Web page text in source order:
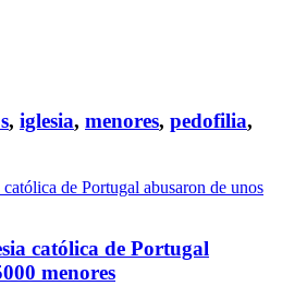
, iglesia, menores, pedofilia,
católica de Portugal
menores